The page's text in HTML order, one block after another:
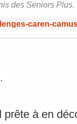
des Seniors Plus.
à en